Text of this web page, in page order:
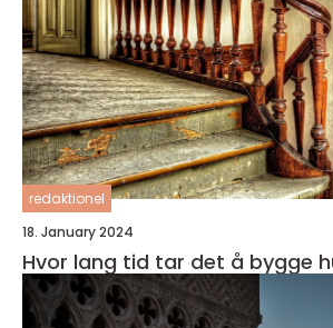
redaktionel
18. January 2024
Hvor lang tid tar det å bygge